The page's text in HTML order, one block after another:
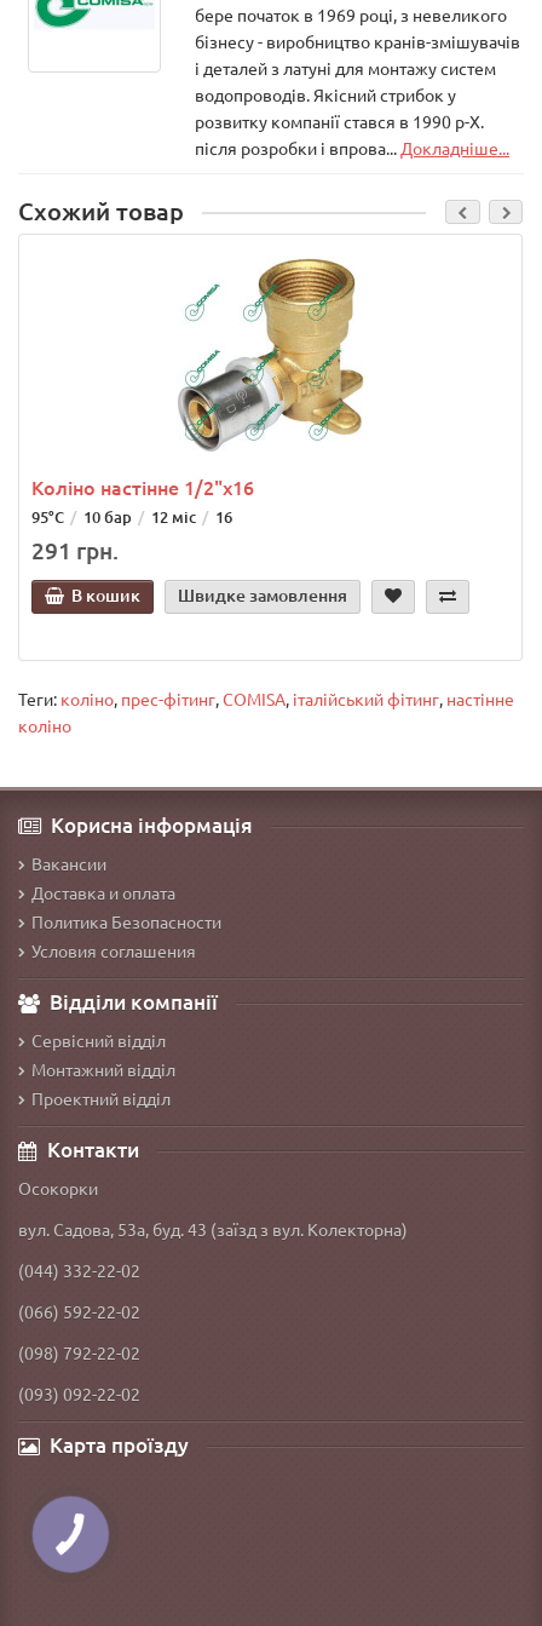
бере початок в 1969 році, з невеликого
бізнесу - виробництво кранів-змішувачів
і деталей з латуні для монтажу систем
водопроводів. Якісний стрибок у
розвитку компанії стався в 1990 р-Х.
після розробки і впрова... Докладніше...
Схожий товар
Коліно настінне 1/2"х16
95°C 10 бар 12 міс 16
291 грн.
В кошик Швидке замовлення
Теги: коліно, прес-фітинг,COMISA, італійський фітинг, настінне
коліно
Корисна інформація
Вакансии
Доставка и оплата
Политика Безопасности
Условия соглашения
Відділи компанії
Сервісний відділ
Монтажний відділ
Проектний відділ
Контакти
Осокорки
вул. Садова, 53а, буд. 43 (заїзд з вул. Колекторна)
(044) 332-22-02
(066) 592-22-02
(098) 792-22-02
(093) 092-22-02
Карта проїзду